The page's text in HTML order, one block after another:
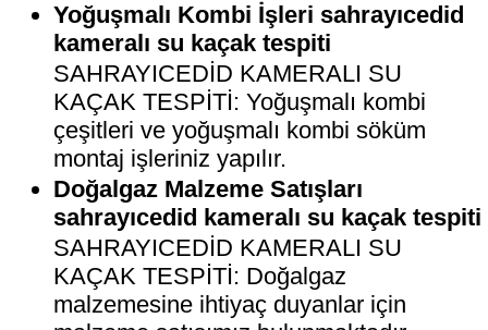
Yoğuşmalı Kombi İşleri sahrayıcedid
kameralı su kaçak tespiti
SAHRAYICEDİD KAMERALI SU
KAÇAK TESPİTİ: Yoğuşmalı kombi
çeşitleri ve yoğuşmalı kombi söküm
montaj işleriniz yapılır.
Doğalgaz Malzeme Satışları
sahrayıcedid kameralı su kaçak tespiti
SAHRAYICEDİD KAMERALI SU
KAÇAK TESPİTİ: Doğalgaz
malzemesine ihtiyaç duyanlar için